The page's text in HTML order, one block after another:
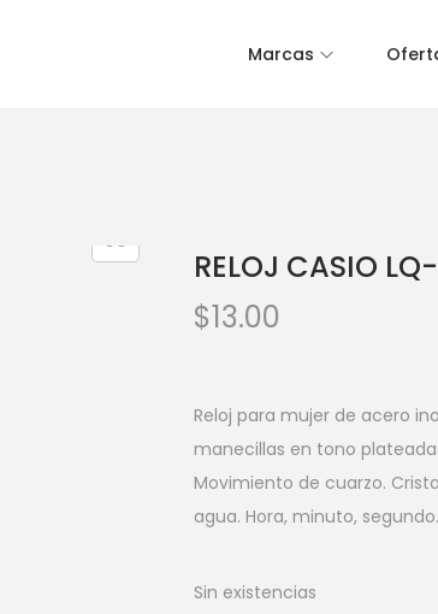
Marcas
RELOJ CASIO
$13.00
Reloj para mujer de acero
manecillas en tono
Movimiento de cuarzo.
agua. Hora, minuto, segundo.
Sin existencias